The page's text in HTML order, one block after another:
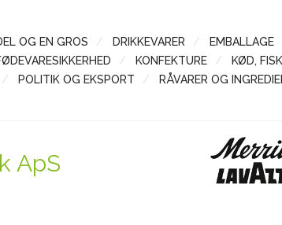
OG EN GROS DRIKKEVARER EMBALLAGE
KONFEKTURE KØD,
POLITIK OG EKSPORT RÅVARER OG
ApS